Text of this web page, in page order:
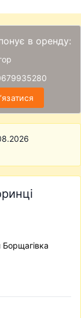
в оренду: